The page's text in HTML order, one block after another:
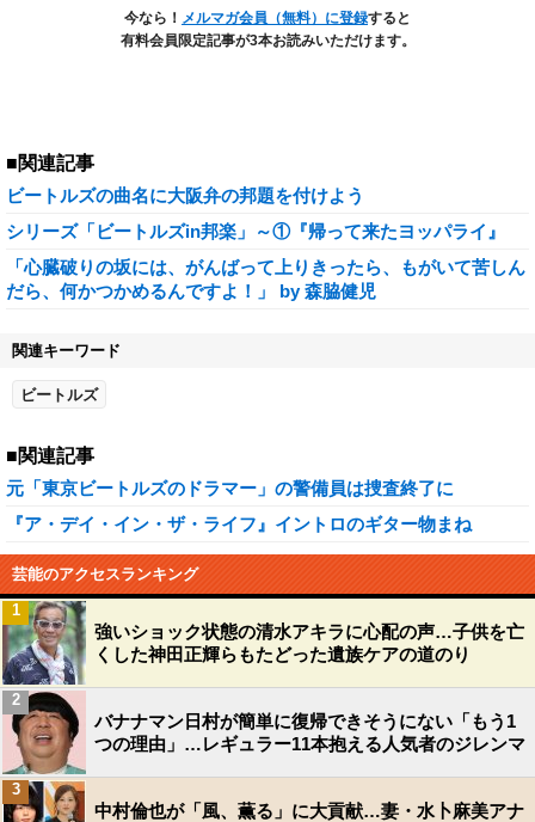
今なら！ メルマガ会員（無料）に登録すると
有料会員限定記事が3本お読みいただけます。
■関連記事
ビートルズの曲名に大阪弁の邦題を付けよう
シリーズ「ビートルズin邦楽」～①『帰って来たヨッパライ』
「心臓破りの坂には、がんばって上りきったら、もがいて苦しん
だら、何かつかめるんですよ！」 by 森脇健児
関連キーワード
ビートルズ
■関連記事
元「東京ビートルズのドラマー」の警備員は捜査終了に
『ア・デイ・イン・ザ・ライフ』イントロのギター物まね
芸能のアクセスランキング
強いショック状態の清水アキラに心配の声…子供を亡
くした神田正輝らもたどった遺族ケアの道のり
1
バナナマン日村が簡単に復帰できそうにない「もう1
つの理由」…レギュラー11本抱える人気者のジレンマ
2
中村倫也が「風、薫る」に大貢献…妻・水卜麻美アナ
3